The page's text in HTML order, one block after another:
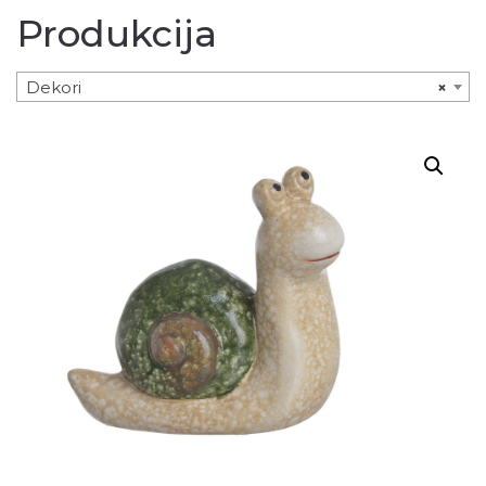
Produkcija
×
Dekori